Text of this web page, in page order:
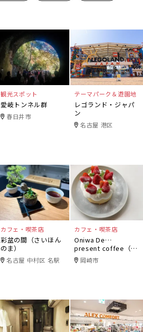
観光スポット
愛岐トンネル群
春日井市
テーマパーク＆遊園地
レゴランド・ジャパ
ン
名古屋 港区
カフェ・喫茶店
彩盆の間（さいほん
のま）
名古屋 中村区 名駅
カフェ・喫茶店
Oniwa De…
present coffee（オ
ニワデ）
岡崎市